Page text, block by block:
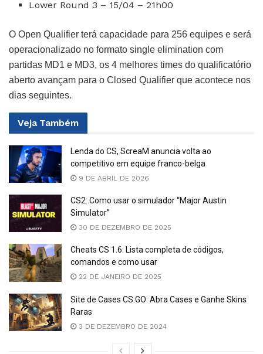
Lower Round 3 – 15/04 – 21h00
O Open Qualifier terá capacidade para 256 equipes e será
operacionalizado no formato single elimination com
partidas MD1 e MD3, os 4 melhores times do qualificatório
aberto avançam para o Closed Qualifier que acontece nos
dias seguintes.
Veja Também
Lenda do CS, ScreaM anuncia volta ao
competitivo em equipe franco-belga
9 DE ABRIL DE 2026
CS2: Como usar o simulador “Major Austin
Simulator”
30 DE DEZEMBRO DE 2025
Cheats CS 1.6: Lista completa de códigos,
comandos e como usar
22 DE JANEIRO DE 2025
Site de Cases CS:GO: Abra Cases e Ganhe Skins
Raras
3 DE DEZEMBRO DE 2024